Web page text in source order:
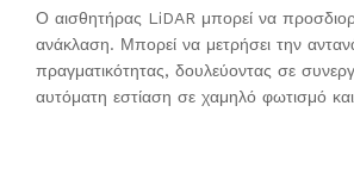
Ο αισθητήρας LiDAR μπορεί να
ανάκλαση. Μπορεί να μετρήσει την
πραγματικότητας, δουλεύοντας σε
αυτόματη εστίαση σε χαμηλό φωτισμό